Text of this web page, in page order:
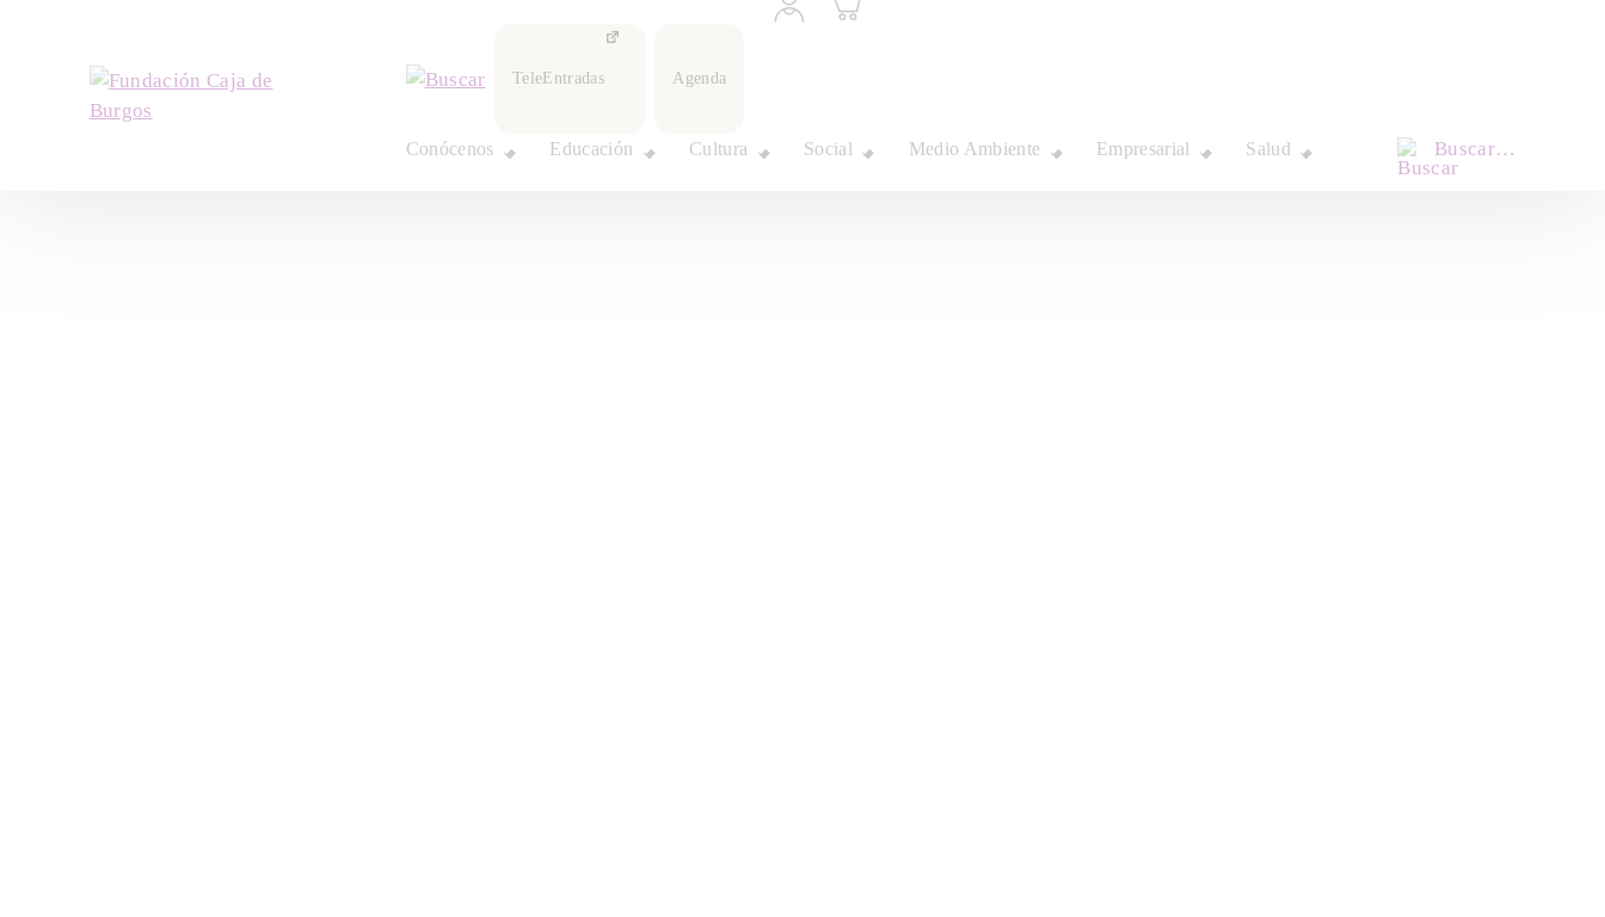
TeleEntradas Agenda
a
carrito
Conócenos Educación Cultura Social Medio Ambiente Empresarial Salud Buscar…